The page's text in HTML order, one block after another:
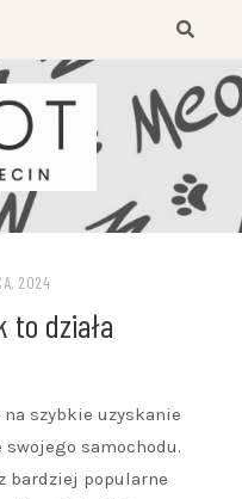
2024
to działa
szybkie uzyskanie
samochodu.
bardziej popularne